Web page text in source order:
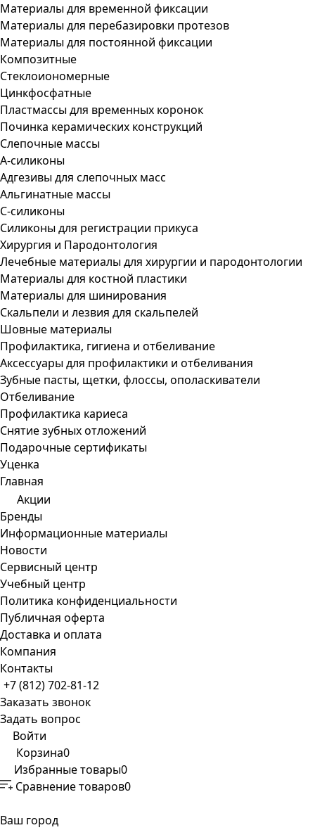
Материалы для временной фиксации
Материалы для перебазировки протезов
Материалы для постоянной фиксации
Композитные
Стеклоиономерные
Цинкфосфатные
Пластмассы для временных коронок
Починка керамических конструкций
Слепочные массы
А-силиконы
Адгезивы для слепочных масс
Альгинатные массы
С-силиконы
Силиконы для регистрации прикуса
Хирургия и Пародонтология
Лечебные материалы для хирургии и пародонтологии
Материалы для костной пластики
Материалы для шинирования
Скальпели и лезвия для скальпелей
Шовные материалы
Профилактика, гигиена и отбеливание
Аксессуары для профилактики и отбеливания
Зубные пасты, щетки, флоссы, ополаскиватели
Отбеливание
Профилактика кариеса
Снятие зубных отложений
Подарочные сертификаты
Уценка
Главная
Акции
Бренды
Информационные материалы
Новости
Сервисный центр
Учебный центр
Политика конфиденциальности
Публичная оферта
Доставка и оплата
Компания
Контакты
+7 (812) 702-81-12
Заказать звонок
Задать вопрос
Войти
Корзина0
Избранные товары0
Сравнение товаров0
Ваш город